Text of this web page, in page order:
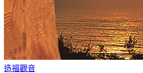
造福觀音